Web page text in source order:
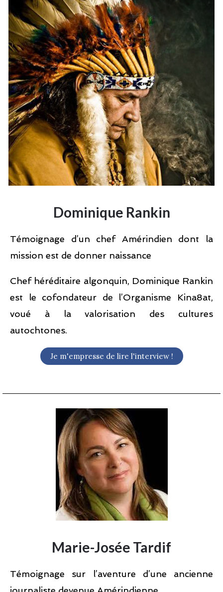
Dominique Rankin
Témoignage d’un chef Amérindien dont la
mission est de donner naissance​
Chef héréditaire algonquin, Dominique Rankin
est le cofondateur de l’Organisme Kina8at,
voué à la valorisation des cultures
autochtones.
Je m'empresse de lire l'interview !
Marie-Josée Tardif
Témoignage sur l’aventure d’une ancienne